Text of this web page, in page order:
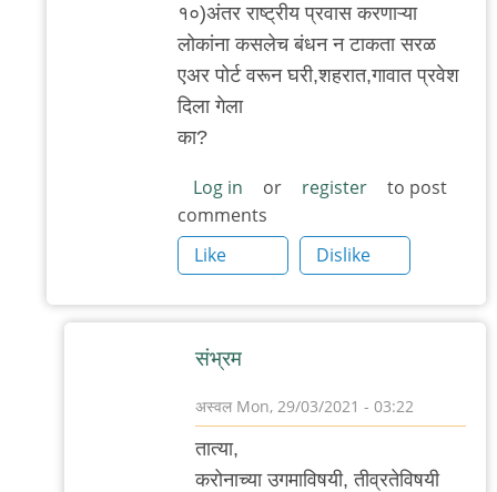
१०)अंतर राष्ट्रीय प्रवास करणाऱ्या
लोकांना कसलेच बंधन न टाकता सरळ
एअर पोर्ट वरून घरी,शहरात,गावात प्रवेश
दिला गेला
का?
Log in or register
to post
comments
Like
Dislike
संभ्रम
अस्वल Mon, 29/03/2021 - 03:22
In
reply
तात्या,
करोनाच्या उगमाविषयी, तीव्रतेविषयी